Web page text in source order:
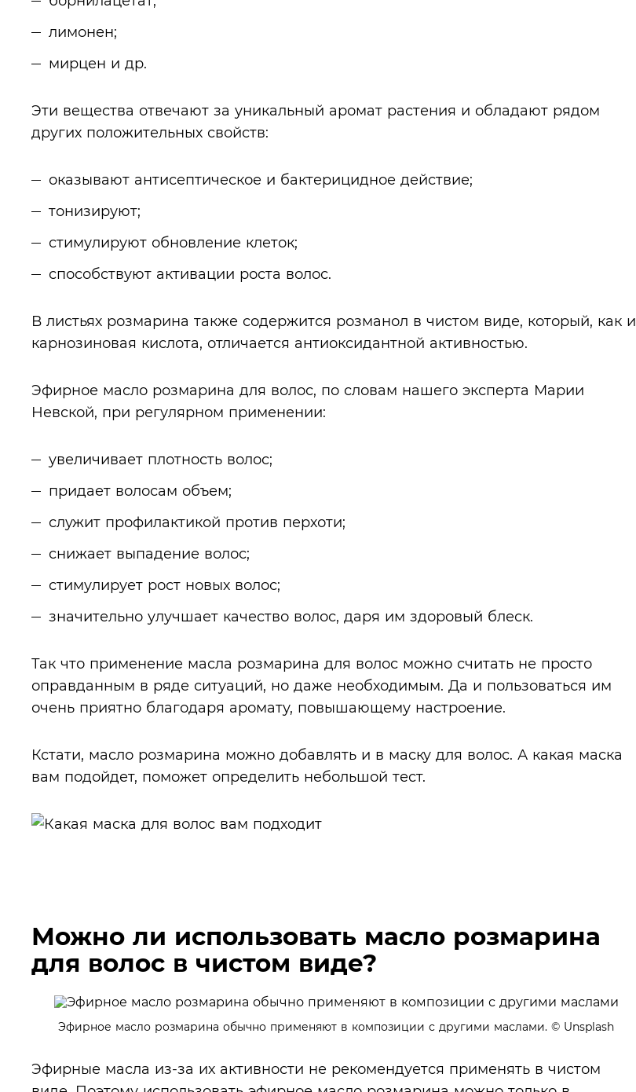
лимонен;
мирцен и др.
Эти вещества отвечают за уникальный аромат растения и обладают рядом
других положительных свойств:
оказывают антисептическое и бактерицидное действие;
тонизируют;
стимулируют обновление клеток;
способствуют активации роста волос.
В листьях розмарина также содержится розманол в чистом виде, который, как и
карнозиновая кислота, отличается антиоксидантной активностью.
Эфирное масло розмарина для волос, по словам нашего эксперта Марии
Невской, при регулярном применении:
увеличивает плотность волос;
придает волосам объем;
служит профилактикой против перхоти;
снижает выпадение волос;
стимулирует рост новых волос;
значительно улучшает качество волос, даря им здоровый блеск.
Так что применение масла розмарина для волос можно считать не просто
оправданным в ряде ситуаций, но даже необходимым. Да и пользоваться им
очень приятно благодаря аромату, повышающему настроение.
Кстати, масло розмарина можно добавлять и в маску для волос. А какая маска
вам подойдет, поможет определить небольшой тест.
Можно ли использовать масло розмарина
для волос в чистом виде?
Эфирное масло розмарина обычно применяют в композиции с другими маслами. © Unsplash
Эфирные масла из-за их активности не рекомендуется применять в чистом